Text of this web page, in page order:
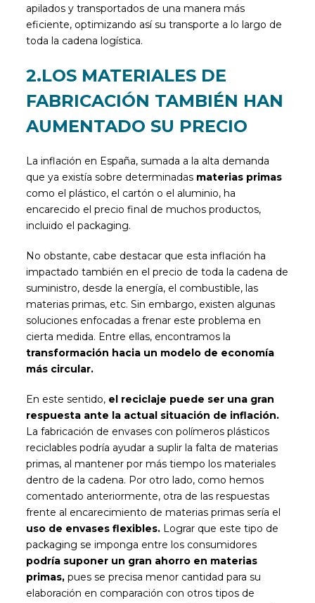
apilados y transportados de una manera más
eficiente, optimizando así su transporte a lo largo de
toda la cadena logística.
2.LOS MATERIALES DE
FABRICACIÓN TAMBIÉN HAN
AUMENTADO SU PRECIO
La inflación en España, sumada a la alta demanda
que ya existía sobre determinadas materias primas
como el plástico, el cartón o el aluminio, ha
encarecido el precio final de muchos productos,
incluido el packaging.
No obstante, cabe destacar que esta inflación ha
impactado también en el precio de toda la cadena de
suministro, desde la energía, el combustible, las
materias primas, etc. Sin embargo, existen algunas
soluciones enfocadas a frenar este problema en
cierta medida. Entre ellas, encontramos la
transformación hacia un modelo de economía
más circular.
En este sentido, el reciclaje puede ser una gran
respuesta ante la actual situación de inflación.
La fabricación de envases con polímeros plásticos
reciclables podría ayudar a suplir la falta de materias
primas, al mantener por más tiempo los materiales
dentro de la cadena. Por otro lado, como hemos
comentado anteriormente, otra de las respuestas
frente al encarecimiento de materias primas sería el
uso de envases flexibles. Lograr que este tipo de
packaging se imponga entre los consumidores
podría suponer un gran ahorro en materias
primas, pues se precisa menor cantidad para su
elaboración en comparación con otros tipos de